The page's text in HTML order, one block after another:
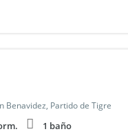
Benavidez, Partido de Tigre
1 baño